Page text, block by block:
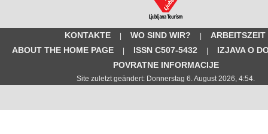
KONTAKTE WO SIND WIR?
ARBEITSZEIT
ABOUT THE HOME PAGE
ISSN C507-5432
IZJAVA O
POVRATNE INFORMACIJE
Site zuletzt geändert: Donnerstag 6. August 2026, 4:54.